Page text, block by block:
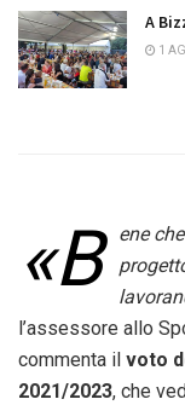
A
1
«B
ene
l’assessore allo
commenta il voto
2021/2023, che